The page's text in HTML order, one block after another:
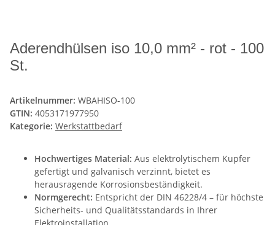
Aderendhülsen iso 10,0 mm² - rot - 100
St.
Artikelnummer: WBAHISO-100
GTIN: 4053171977950
Kategorie: Werkstattbedarf
Hochwertiges Material: Aus elektrolytischem Kupfer
gefertigt und galvanisch verzinnt, bietet es
herausragende Korrosionsbeständigkeit.
Normgerecht: Entspricht der DIN 46228/4 – für höchste
Sicherheits- und Qualitätsstandards in Ihrer